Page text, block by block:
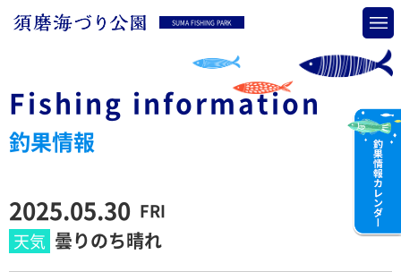
SUMA FISHING PARK
Fishing information
釣果情報
2025.05.30 FRI
曇りのち晴れ